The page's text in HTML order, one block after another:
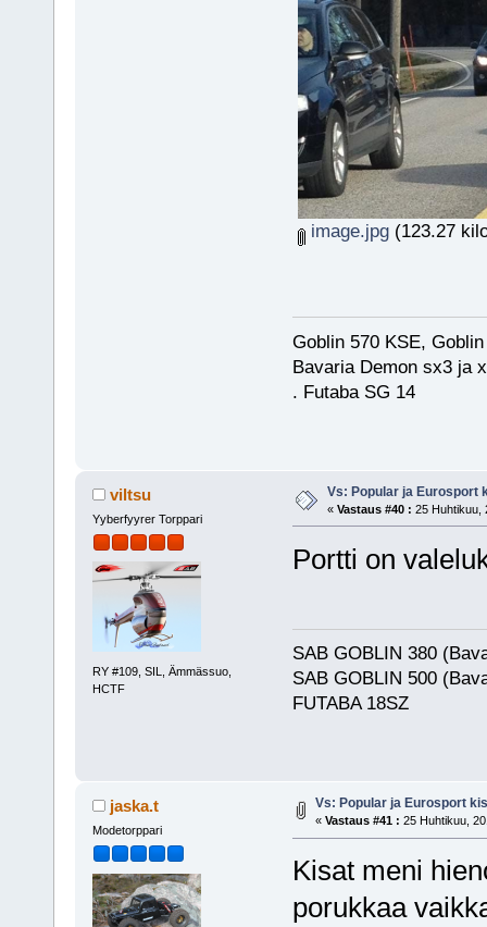
image.jpg(123.27
Goblin 570 KSE,
Bavaria Demon sx3 ja
. Futaba SG 14
viltsu
Yyberfyyrer Torppari
RY #109, SIL, Ämmässuo,
HCTF
Vs: Popular ja Eurosport
« Vastaus #40 : 25 Huhtikuu,
Portti on
SAB GOBLIN 380
SAB GOBLIN 500
FUTABA 18SZ
jaska.t
Modetorppari
Vs: Popular ja Eurosport
« Vastaus #41 : 25 Huhtikuu,
Kisat meni
porukkaa